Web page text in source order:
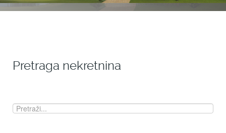
Pretraga nekretnina